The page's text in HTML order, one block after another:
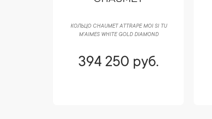
КОЛЬЦО CHAUMET ATTRAPE MOI SI TU
M'AIMES WHITE GOLD DIAMOND
394 250 руб.